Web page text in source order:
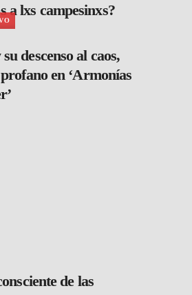
a lxs campesinxs?
descenso al caos,
en ‘Armonías
de las